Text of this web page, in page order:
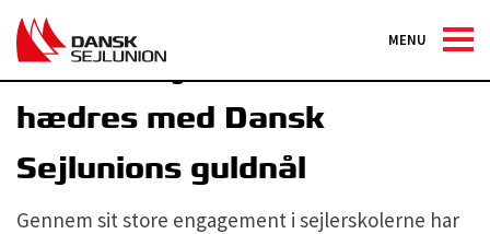
MENU
Jørn Duffy Villumsen
hædres med Dansk
Sejlunions guldnål
Gennem sit store engagement i sejlerskolerne har